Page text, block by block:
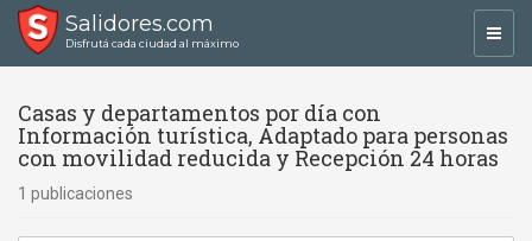
Salidores.com
Disfrutá cada ciudad al máximo
Casas y departamentos por día con
Información turística, Adaptado para personas
con movilidad reducida y Recepción 24 horas
1 publicaciones